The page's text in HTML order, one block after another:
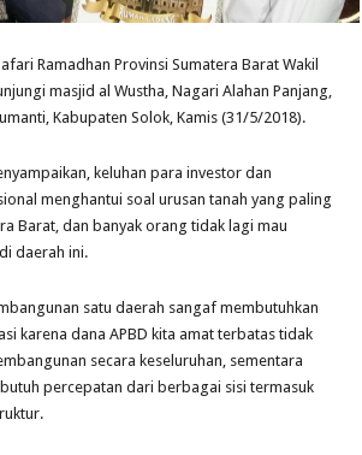
Ramadhan Provinsi Sumatera Barat Wakil
masjid al Wustha, Nagari Alahan Panjang,
Kabupaten Solok, Kamis (31/5/2018).
keluhan para investor dan
menghantui soal urusan tanah yang paling
Barat, dan banyak orang tidak lagi mau
daerah ini.
satu daerah sangaf membutuhkan
karena dana APBD kita amat terbatas tidak
secara keseluruhan, sementara
percepatan dari berbagai sisi termasuk